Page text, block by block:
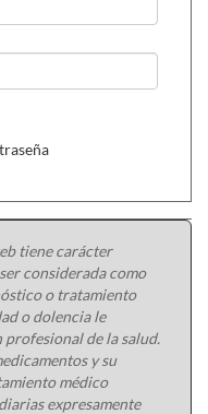
tiene carácter
considerada como
o tratamiento
o dolencia le
profesional de la salud.
y su
médico
expresamente